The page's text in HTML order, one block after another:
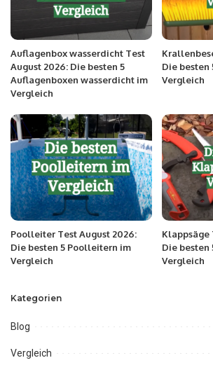
Auflagenbox wasserdicht Test
August 2026: Die besten 5
Auflagenboxen wasserdicht im
Vergleich
Die besten
Vergleich
Poolleiter Test August 2026:
Die besten 5 Poolleitern im
Vergleich
Klappsäge
Die besten
Vergleich
Kategorien
Blog
Vergleich